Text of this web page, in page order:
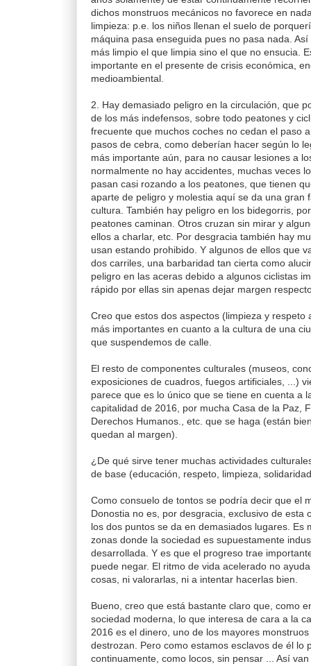
dichos monstruos mecánicos no favorece en
limpieza: p.e. los niños llenan el suelo de
máquina pasa enseguida pues no pasa nada.
más limpio el que limpia sino el que no ensucia.
importante en el presente de crisis económica,
medioambiental.
2. Hay demasiado peligro en la circulación, que
de los más indefensos, sobre todo peatones y
frecuente que muchos coches no cedan el paso
pasos de cebra, como deberían hacer según lo
más importante aún, para no causar lesiones a
normalmente no hay accidentes, muchas veces
pasan casi rozando a los peatones, que tienen
aparte de peligro y molestia aquí se da una gran
cultura. También hay peligro en los bidegorris,
peatones caminan. Otros cruzan sin mirar y
ellos a charlar, etc. Por desgracia también hay
usan estando prohibido. Y algunos de ellos que
dos carriles, una barbaridad tan cierta como
peligro en las aceras debido a algunos ciclistas
rápido por ellas sin apenas dejar margen
Creo que estos dos aspectos (limpieza y respeto
más importantes en cuanto a la cultura de una
que suspendemos de calle.
El resto de componentes culturales (museos,
exposiciones de cuadros, fuegos artificiales, ...)
parece que es lo único que se tiene en cuenta a
capitalidad de 2016, por mucha Casa de la Paz,
Derechos Humanos., etc. que se haga (están
quedan al margen).
¿De qué sirve tener muchas actividades
de base (educación, respeto, limpieza,
Como consuelo de tontos se podría decir que el
Donostia no es, por desgracia, exclusivo de esta
los dos puntos se da en demasiados lugares. Es
zonas donde la sociedad es supuestamente
desarrollada. Y es que el progreso trae
puede negar. El ritmo de vida acelerado no
cosas, ni valorarlas, ni a intentar hacerlas bien.
Bueno, creo que está bastante claro que, como
sociedad moderna, lo que interesa de cara a la
2016 es el dinero, uno de los mayores
destrozan. Pero como estamos esclavos de él lo
continuamente, como locos, sin pensar ... Así